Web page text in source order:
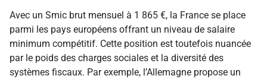
Avec un Smic brut mensuel à 1 865 €, la France se place
parmi les pays européens offrant un niveau de salaire
minimum compétitif. Cette position est toutefois nuancée
par le poids des charges sociales et la diversité des
systèmes fiscaux. Par exemple, l’Allemagne propose un